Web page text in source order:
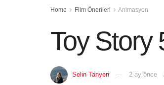
Home Film Önerileri Animasyon
Toy Story
Selin Tanyeri 2 ay önce